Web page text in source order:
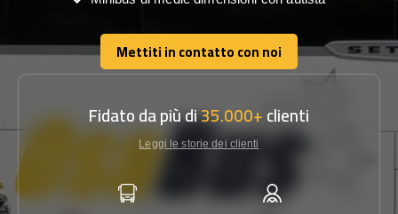
Mettiti in contatto con noi
Mettiti in contatto con noi
Fidato da più di35.000+clienti
Leggi le storie dei clienti